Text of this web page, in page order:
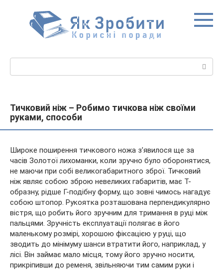
Тичковий ніж – Робимо тичкова ніж своїми
руками, способи
Широке поширення тичкового ножа з’явилося ще за
часів Золотої лихоманки, коли зручно було оборонятися,
не маючи при собі великогабаритного зброї. Тичковий
ніж являє собою зброю невеликих габаритів, має Т-
образну, рідше Г-подібну форму, що зовні чимось нагадує
собою штопор. Рукоятка розташована перпендикулярно
вістря, що робить його зручним для тримання в руці між
пальцями. Зручність експлуатації полягає в його
маленькому розмірі, хорошою фіксацією у руці, що
зводить до мінімуму шанси втратити його, наприклад, у
лісі. Він займає мало місця, тому його зручно носити,
прикріпивши до ременя, звільняючи тим самим руки і